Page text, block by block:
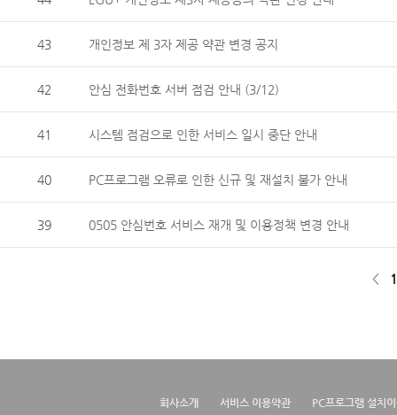
43 개인정보 제 3자 제공 약관 변경 공지
42 안심 전화번호 서버 점검 안내 (3/12)
41 시스템 점검으로 인한 서비스 일시 중단 안내
40 PC프로그램 오류로 인한 신규 및 재설치 불가 안내
39 0505 안심번호 서비스 재개 및 이용정책 변경 안내
< 1
회사소개 서비스 이용약관 PC프로그램 설치